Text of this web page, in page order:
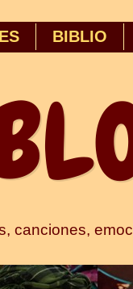
BIBLIO
canciones,